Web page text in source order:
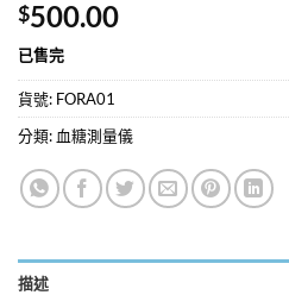
$500.00
已售完
貨號: FORA01
分類: 血糖測量儀
描述